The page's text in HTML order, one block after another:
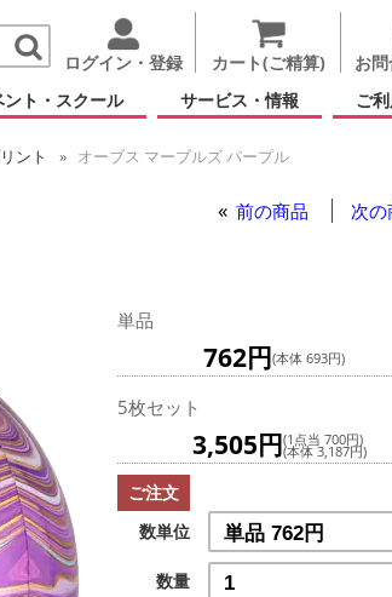
ログイン・登録 カート(ご精算)
お
ント・スクール サービス・情報 ご
ント
オーブス マーブルズ パープル
前の商品 次の
単品
762円(本体 693円)
5枚セット
3,505円(1点当 700円)
(本体 3,187円)
ご注文
数単位
数量